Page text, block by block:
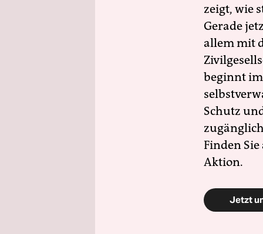
zeigt, wie
Gerade
allem mit
beginnt
Schutz
Finden
Aktion.
Jetzt